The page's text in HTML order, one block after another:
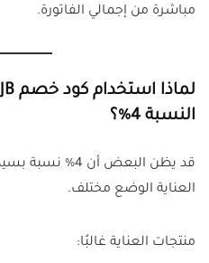
مباشرة من إجمالي الفاتورة.
النسبة 4%؟
قد يظن البعض أن
العناية الوضع مختلف.
منتجات العناية غالبًا: